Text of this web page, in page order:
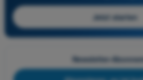
Jetzt starten
Newsletter-